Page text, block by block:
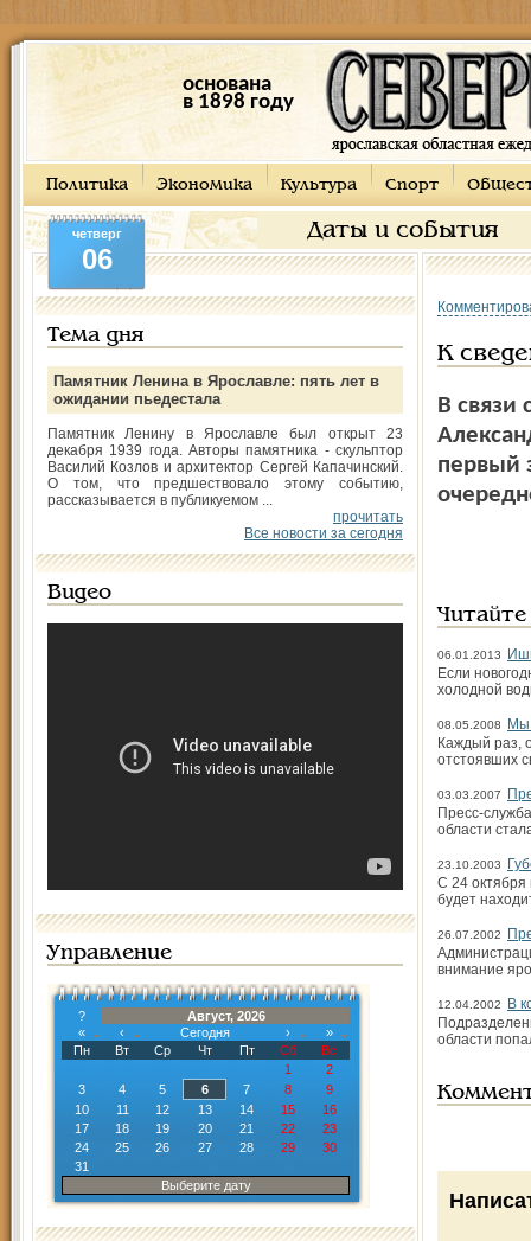
основана
в 1898 году
Политика Экономика Культура Спорт
Даты и события
четверг
06
Тема дня
Памятник Ленина в Ярославле: пять лет в
ожидании пьедестала
Памятник Ленину в Ярославле был открыт 23
декабря 1939 года. Авторы памятника - скульптор
Василий Козлов и архитектор Сергей Капачинский.
О том, что предшествовало этому событию,
рассказывается в публикуемом ...
прочитать
Все новости за сегодня
Видео
Управление
?
Август, 2026
«
‹ Сегодня ›
»
Пн
Вт Ср Чт Пт Сб
Вс
1
2
3
4 5 6 7 8
9
10
11 12 13 14 15
16
17
18 19 20 21 22
23
24
25 26 27 28 29
30
31
Выберите дату
К
В
первый
06.01.2013
Если
холодной
08.05.2008
Мы
Каждый раз,
отстоявших
03.03.2007
Пресс-
области
23.10.2003
С 24 октября
будет
26.07.2002
внимание
12.04.2002
В
области